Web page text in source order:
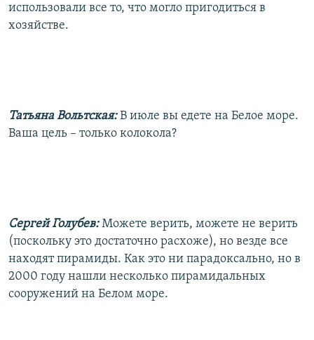
использовали все то, что могло пригодиться в
хозяйстве.
Татьяна Вольтская:В июле вы едете на Белое море.
Ваша цель – только колокола?
Сергей Голубев:Можете верить, можете не верить
(поскольку это достаточно расхоже), но везде все
находят пирамиды. Как это ни парадоксально, но в
2000 году нашли несколько пирамидальных
сооружений на Белом море.